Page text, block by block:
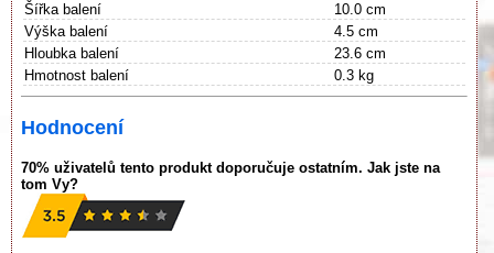
Šířka balení
10.0 cm
Výška balení
4.5 cm
Hloubka balení
23.6 cm
Hmotnost balení
0.3 kg
Hodnocení
70% uživatelů tento produkt doporučuje ostatním. Jak jste na
tom Vy?